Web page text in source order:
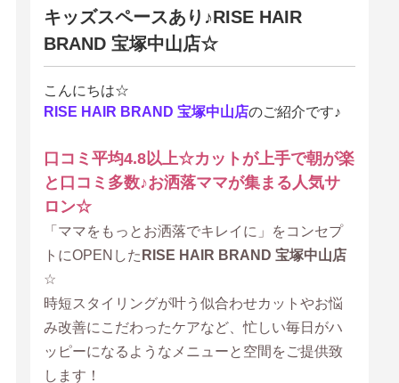
キッズスペースあり♪RISE HAIR
BRAND 宝塚中山店☆
こんにちは☆
RISE HAIR BRAND 宝塚中山店のご紹介です♪
口コミ平均4.8以上☆カットが上手で朝が楽
と口コミ多数♪お洒落ママが集まる人気サ
ロン☆
「ママをもっとお洒落でキレイに」をコンセプ
トにOPENした RISE HAIR BRAND 宝塚中山店
☆
時短スタイリングが叶う似合わせカットやお悩
み改善にこだわったケアなど、忙しい毎日がハ
ッピーになるようなメニューと空間をご提供致
します！